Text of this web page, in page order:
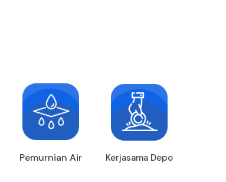
Pemurnian Air Kerjasama Depo